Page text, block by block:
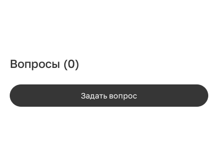
Вопросы (0)
Задать вопрос